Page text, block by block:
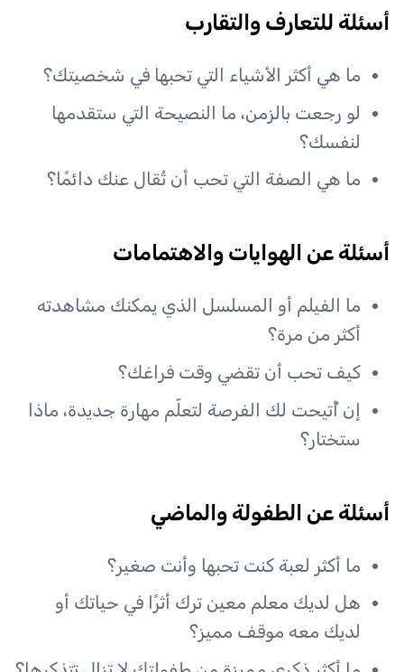
أسئلة للتعارف والتقارب
ما هي أكثر الأشياء التي تحبها في شخصيتك؟
لو رجعت بالزمن، ما النصيحة التي ستقدمها
لنفسك؟
ما هي الصفة التي تحب أن تُقال عنك دائمًا؟
أسئلة عن الهوايات والاهتمامات
ما الفيلم أو المسلسل الذي يمكنك مشاهدته
أكثر من مرة؟
كيف تحب أن تقضي وقت فراغك؟
إن أُتيحت لك الفرصة لتعلّم مهارة جديدة، ماذا
ستختار؟
أسئلة عن الطفولة والماضي
ما أكثر لعبة كنت تحبها وأنت صغير؟
هل لديك معلم معين ترك أثرًا في حياتك أو
لديك معه موقف مميز؟